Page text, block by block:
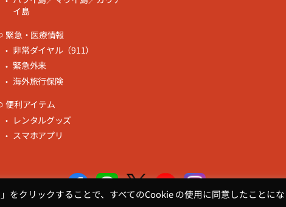
イ島
緊急・医療情報
非常ダイヤル（911）
緊急外来
海外旅行保険
便利アイテム
レンタルグッズ
スマホアプリ
をクリックすることで、すべてのCookie の使用に同意したことにな